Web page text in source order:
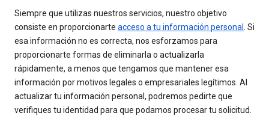
Siempre que utilizas nuestros servicios, nuestro objetivo
consiste en proporcionarte acceso a tu información personal. Si
esa información no es correcta, nos esforzamos para
proporcionarte formas de eliminarla o actualizarla
rápidamente, a menos que tengamos que mantener esa
información por motivos legales o empresariales legítimos. Al
actualizar tu información personal, podremos pedirte que
verifiques tu identidad para que podamos procesar tu solicitud.